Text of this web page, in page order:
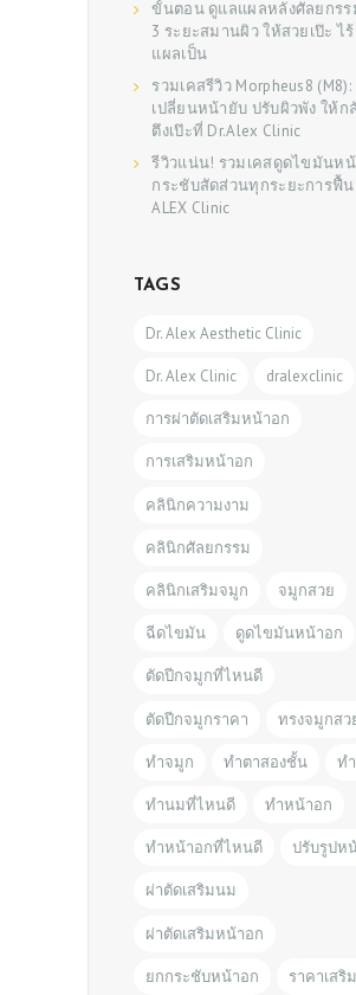
ขั้นตอน ดูแลแผลหลังศัลยกรร
3 ระยะสมานผิว ให้สวยเป๊ะ ไ
แผลเป็น
รวมเคสรีวิว Morpheus8 (M8):
เปลี่ยนหน้ายับ ปรับผิวพัง ให้ก
ตึงเป๊ะที่ Dr.Alex Clinic
รีวิวแน่น! รวมเคสดูดไขมันห
กระชับสัดส่วนทุกระยะการฟื้
ALEX Clinic
TAGS
Dr. Alex Aesthetic Clinic
Dr. Alex Clinic dralexclinic
การผ่าตัดเสริมหน้าอก
การเสริมหน้าอก
คลินิกความงาม
คลินิกศัลยกรรม
คลินิกเสริมจมูก จมูกสวย
ฉีดไขมัน ดูดไขมันหน้าอก
ตัดปีกจมูกที่ไหนดี
ตัดปีกจมูกราคา ทรงจมูกสว
ทำจมูก ทำตาสองชั้น ท
ทำนมที่ไหนดี ทำหน้าอก
ทำหน้าอกที่ไหนดี ปรับรูปห
ผ่าตัดเสริมนม
ผ่าตัดเสริมหน้าอก
ยกกระชับหน้าอก ราคาเสริ